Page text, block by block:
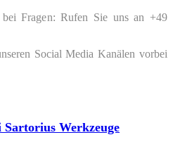
Fragen: Rufen Sie uns an +49
Social Media Kanälen vorbei
Werkzeuge